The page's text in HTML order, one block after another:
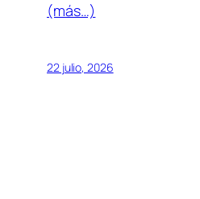
(más…)
22 julio, 2026